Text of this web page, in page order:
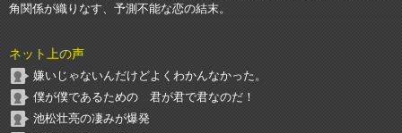
角関係が織りなす、予測不能な恋の結末。
ネット上の声
嫌いじゃないんだけどよくわかんなかった。
僕が僕であるための 君が君で君なのだ！
池松壮亮の凄みが爆発